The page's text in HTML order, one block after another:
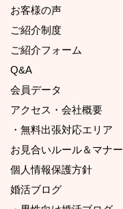
お客様の声
ご紹介制度
ご紹介フォーム
Q&A
会員データ
アクセス・会社概要
・無料出張対応エリア
お見合いルール＆マナー
個人情報保護方針
婚活ブログ